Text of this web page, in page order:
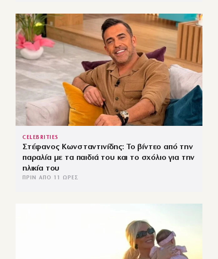
CELEBRITIES
Στέφανος Κωνσταντινίδης: Το βίντεο από την
παραλία με τα παιδιά του και το σχόλιο για την
ηλικία του
ΠΡΙΝ ΑΠΌ 11 ΏΡΕΣ